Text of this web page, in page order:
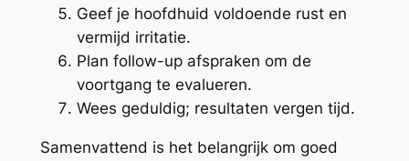
Geef je hoofdhuid voldoende rust en
vermijd irritatie.
Plan follow-up afspraken om de
voortgang te evalueren.
Wees geduldig; resultaten vergen tijd.
Samenvattend is het belangrijk om goed